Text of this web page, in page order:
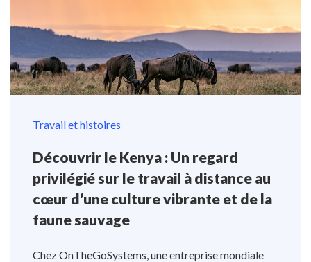
Travail et histoires
Découvrir le Kenya : Un regard
privilégié sur le travail à distance au
cœur d’une culture vibrante et de la
faune sauvage
Chez OnTheGoSystems, une entreprise mondiale